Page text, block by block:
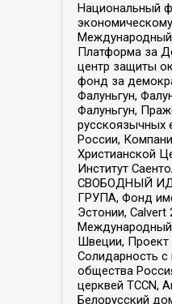
Национальный
Международный
Платформа за
центр защиты
фонд за
Фалуньгун,
Фалуньгун,
русскоязычных
России,
Христианской
Институт
СВОБОДНЫЙ
ГРУПА, Фонд
Эстонии,
Международный
Швеции,
Солидарность с
общества
церквей TCCN,
Белорусский